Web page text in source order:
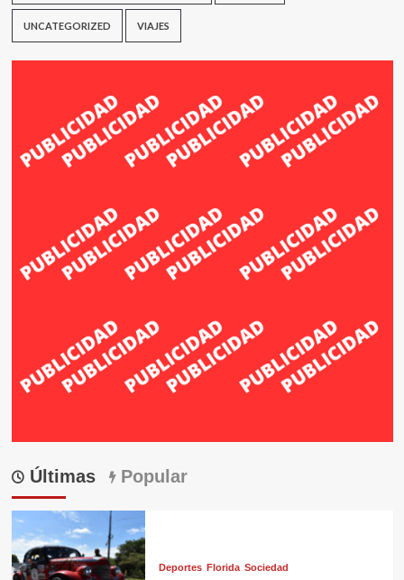
UNCATEGORIZED VIAJES
Últimas Popular
Deportes Florida Sociedad